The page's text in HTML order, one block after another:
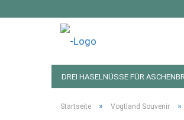
DREI HASELNÜSSE FÜR
Startseite » Vogtland Souvenir »